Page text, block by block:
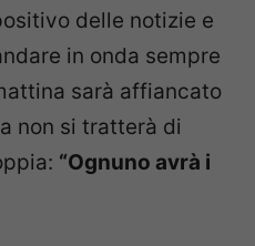
delle notizie e
in onda sempre
sarà affiancato
non si tratterà di
“Ognuno avrà i